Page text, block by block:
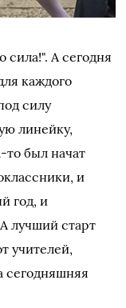
А сегодня
каждого
силу
линейку,
был начат
и
год, и
лучший старт
учителей,
сегодняшняя